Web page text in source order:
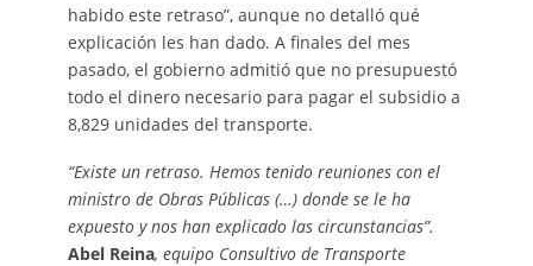
habido este retraso”, aunque no detalló qué
explicación les han dado. A finales del mes
pasado, el gobierno admitió que no presupuestó
todo el dinero necesario para pagar el subsidio a
8,829 unidades del transporte.
“Existe un retraso. Hemos tenido reuniones con el
ministro de Obras Públicas (…) donde se le ha
expuesto y nos han explicado las circunstancias”.
Abel Reina, equipo Consultivo de Transporte